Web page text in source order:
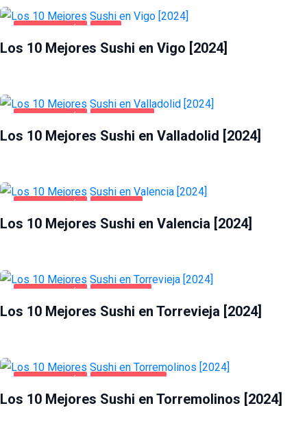
GASTRONOMÍA VIGO
Los 10 Mejores Sushi en Vigo [2024]
GASTRONOMÍA VALLADOLID
Los 10 Mejores Sushi en Valladolid [2024]
GASTRONOMÍA VALENCIA
Los 10 Mejores Sushi en Valencia [2024]
GASTRONOMÍA TORREVIEJA
Los 10 Mejores Sushi en Torrevieja [2024]
GASTRONOMÍA TORREMOLINOS
Los 10 Mejores Sushi en Torremolinos [2024]